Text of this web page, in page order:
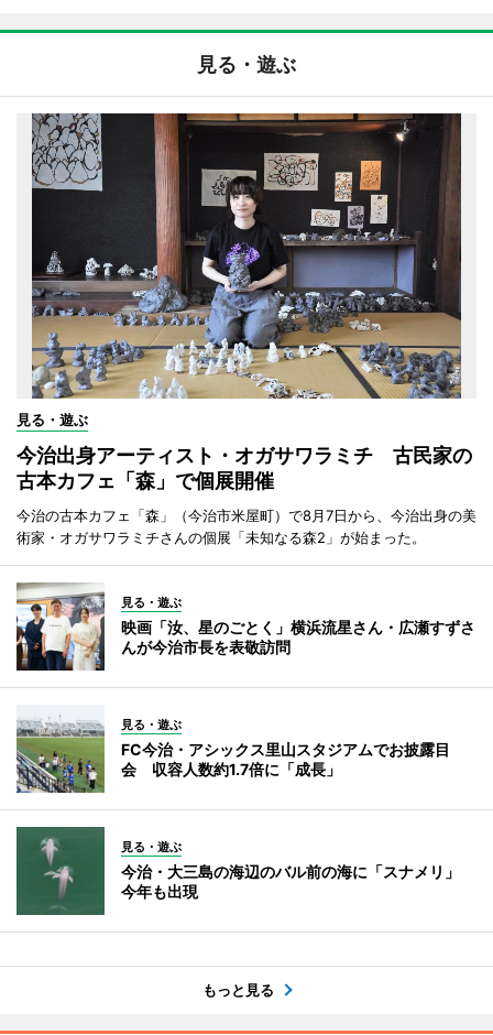
見る・遊ぶ
見る・遊ぶ
今治出身アーティスト・オガサワラミチ 古民家の
古本カフェ「森」で個展開催
今治の古本カフェ「森」（今治市米屋町）で8月7日から、今治出身の美
術家・オガサワラミチさんの個展「未知なる森2」が始まった。
見る・遊ぶ
映画「汝、星のごとく」横浜流星さん・広瀬すずさ
んが今治市長を表敬訪問
見る・遊ぶ
FC今治・アシックス里山スタジアムでお披露目
会 収容人数約1.7倍に「成長」
見る・遊ぶ
今治・大三島の海辺のバル前の海に「スナメリ」
今年も出現
もっと見る